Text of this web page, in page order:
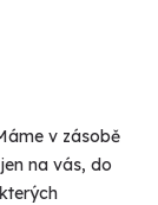
v zásobě
na vás, do